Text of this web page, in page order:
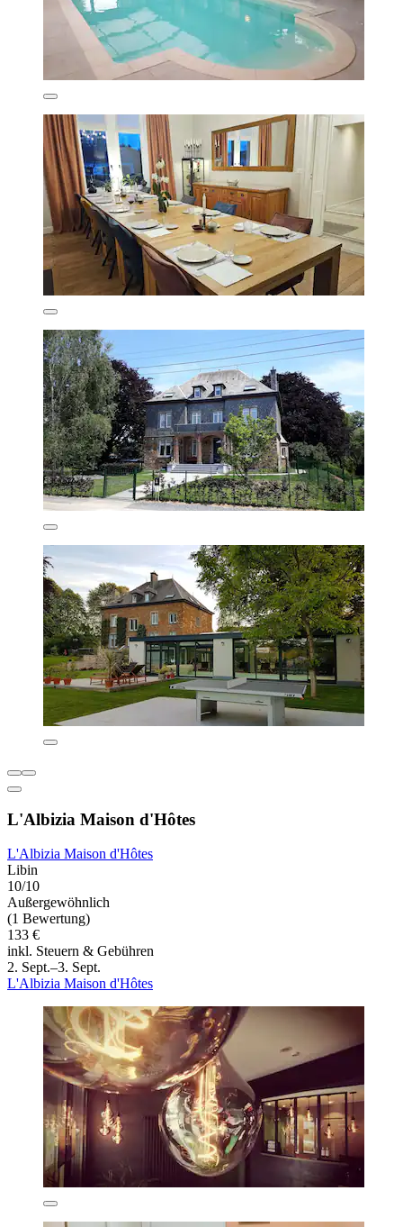
L'Albizia Maison d'Hôtes
L'Albizia Maison d'Hôtes
Libin
10/10
Außergewöhnlich
(1 Bewertung)
133 €
inkl. Steuern & Gebühren
2. Sept.–3. Sept.
L'Albizia Maison d'Hôtes